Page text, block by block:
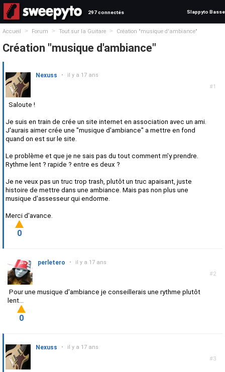
297 connectés Slappyto Basse
Accueil > Forum > Tout sur la Guitare > Création "musique d'ambiance"
Création "musique d'ambiance"
#1
Nexuss • il y a 17 ans
Saloute !
Je suis en train de crée un site internet en association avec un ami.
J'aurais aimer crée une "musique d'ambiance" a mettre en fond
quand on est sur le site.
Le problème et que je ne sais pas du tout comment m'y prendre.
Rythme lent ? rapide ? entre es deux ?
Je ne veux pas un truc trop trash, plutôt un truc apaisant, juste
histoire de mettre dans une ambiance. Mais pas non plus une
musique d'assesseur qui endorme.
Merci d'avance.
0
#2
perletero • il y a 17 ans
Pour une musique d'ambiance je conseillerais une rythme plutôt
lent...
0
#3
Nexuss • il y a 17 ans